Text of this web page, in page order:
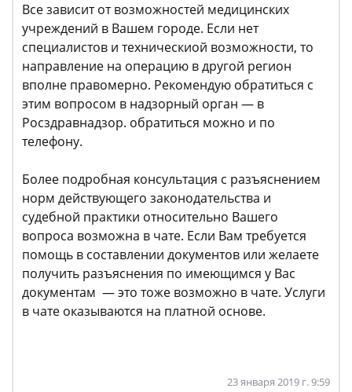
Все зависит от возможностей медицинских
учреждений в Вашем городе. Если нет
специалистов и техническиой возможности, то
направление на операцию в другой регион
вполне правомерно. Рекомендую обратиться с
этим вопросом в надзорный орган — в
Росздравнадзор. обратиться можно и по
телефону.
Более подробная консультация с разъяснением
норм действующего законодательства и
судебной практики относительно Вашего
вопроса возможна в чате. Если Вам требуется
помощь в составлении документов или желаете
получить разъяснения по имеющимся у Вас
документам — это тоже возможно в чате. Услуги
в чате оказываются на платной основе.
23 января 2019 г. 9:59